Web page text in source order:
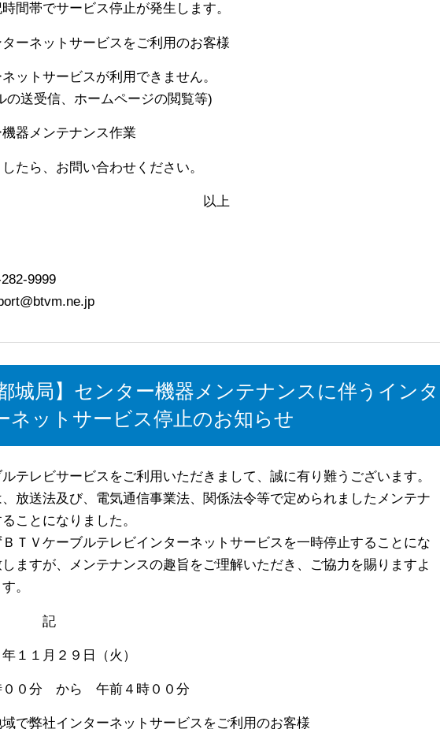
ビス停止が発生します。
ーネットサービスをご利用のお客様
ットサービスが利用できません。
ホームページの閲覧等)
器メンテナンス作業
たら、お問い合わせください。
上
9999
城局】センター機器メンテナンスに伴うインタ
ネットサービス停止のお知らせ
テレビサービスをご利用いただきまして、誠に有り難うございます。
放送法及び、電気通信事業法、関係法令等で定められましたメンテナ
ことになりました。
ＴＶケーブルテレビインターネットサービスを一時停止することにな
ますが、メンテナンスの趣旨をご理解いただき、ご協力を賜りますよ
。
１月２９日（火）
０分 から 午前４時００分
で弊社インターネットサービスをご利用のお客様